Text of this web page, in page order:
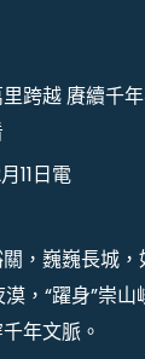
里跨越 賡續千
11日電
，巍巍長城，
，“躍身”崇
年文脈。